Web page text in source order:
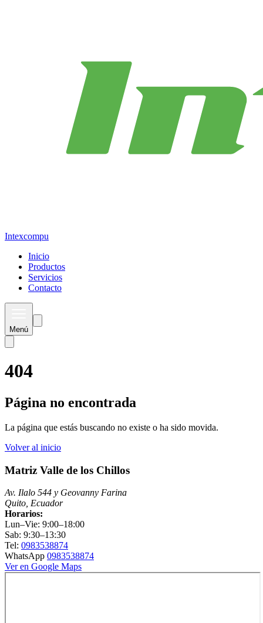
Intexcompu
Inicio
Productos
Servicios
Contacto
Menú
404
Página no encontrada
La página que estás buscando no existe o ha sido movida.
Volver al inicio
Matriz Valle de los Chillos
Av. Ilalo 544 y Geovanny Farina
Quito, Ecuador
Horarios:
Lun–Vie: 9:00–18:00
Sab: 9:30–13:30
Tel: 0983538874
WhatsApp 0983538874
Ver en Google Maps